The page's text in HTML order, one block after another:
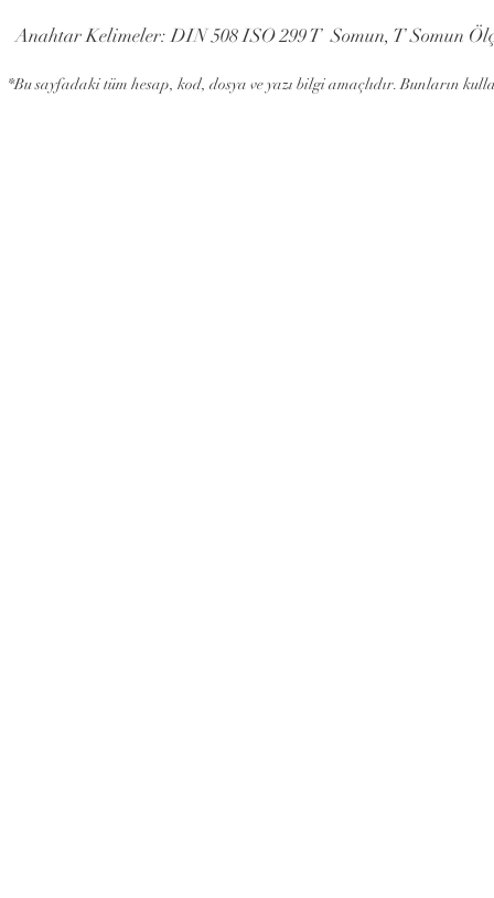
Anahtar Kelimeler: DIN 508 ISO 299 T Somun, T Somun
*Bu sayfadaki tüm hesap, kod, dosya ve yazı bilgi amaçlıdır. Bunların